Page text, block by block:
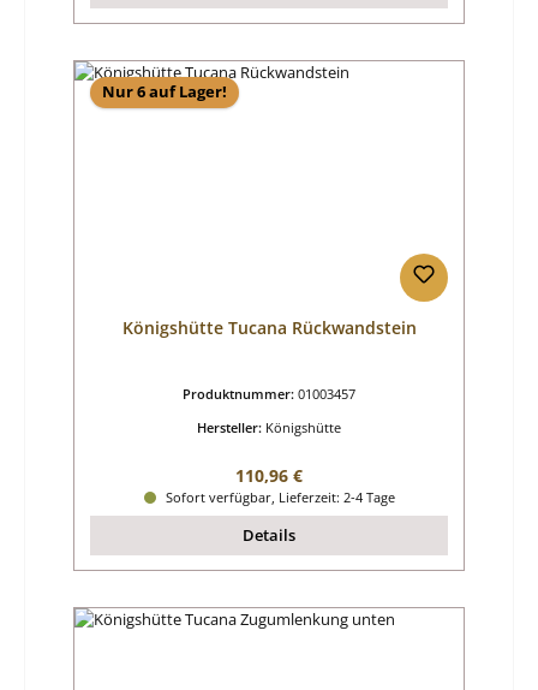
Nur 6 auf Lager!
Königshütte Tucana Rückwandstein
Produktnummer: 01003457
Hersteller: Königshütte
Regulärer Preis:
110,96 €
Sofort verfügbar, Lieferzeit: 2-4 Tage
Details